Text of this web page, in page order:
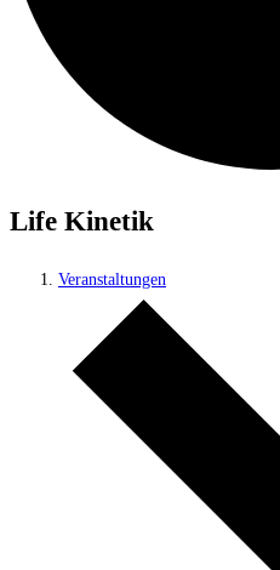
Life Kinetik
Veranstaltungen